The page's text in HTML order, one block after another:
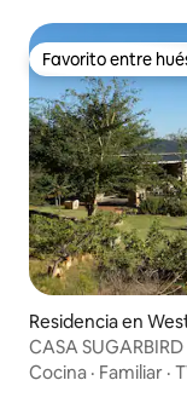
Favorito entre
Favorito entre
Residencia en
CASA
Cocina · Familiar ·